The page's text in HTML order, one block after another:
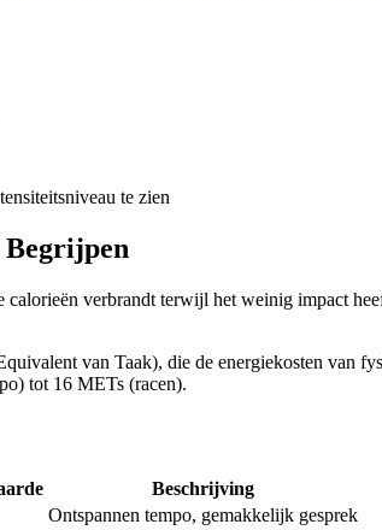
te zien
calorieën verbrandt terwijl het weinig impact
van Taak), die de energiekosten van
tot 16 METs (racen).
Beschrijving
Ontspannen tempo, gemakkelijk gesprek